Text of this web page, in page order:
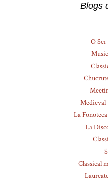
Blogs
O
Medieval
La
La
Classical